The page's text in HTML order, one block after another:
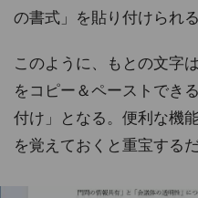
の書式」を貼り付けられる
このように、もとの文字
をコピー＆ペーストでき
付け」となる。便利な機
を覚えておくと重宝するだ